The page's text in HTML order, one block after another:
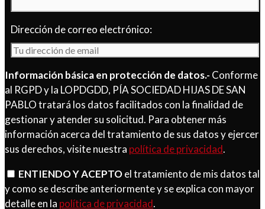
Dirección de correo electrónico:
Información básica en protección de datos.- Conforme
al RGPD y la LOPDGDD, PÍA SOCIEDAD HIJAS DE SAN
PABLO tratará los datos facilitados con la finalidad de
gestionar y atender su solicitud. Para obtener más
información acerca del tratamiento de sus datos y ejercer
sus derechos, visite nuestra política de privacidad.
ENTIENDO Y ACEPTOel tratamiento de mis datos tal
y como se describe anteriormente y se explica con mayor
detalle en la política de privacidad.